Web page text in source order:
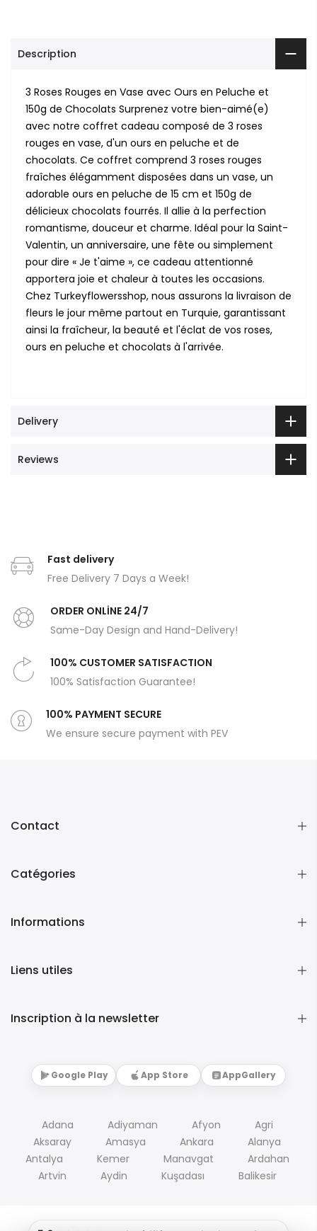
Description
3 Roses Rouges en Vase avec Ours en Peluche et
150g de Chocolats Surprenez votre bien-aimé(e)
avec notre coffret cadeau composé de 3 roses
rouges en vase, d'un ours en peluche et de
chocolats. Ce coffret comprend 3 roses rouges
fraîches élégamment disposées dans un vase, un
adorable ours en peluche de 15 cm et 150g de
délicieux chocolats fourrés. Il allie à la perfection
romantisme, douceur et charme. Idéal pour la Saint-
Valentin, un anniversaire, une fête ou simplement
pour dire « Je t'aime », ce cadeau attentionné
apportera joie et chaleur à toutes les occasions.
Chez Turkeyflowersshop, nous assurons la livraison de
fleurs le jour même partout en Turquie, garantissant
ainsi la fraîcheur, la beauté et l'éclat de vos roses,
ours en peluche et chocolats à l'arrivée.
Delivery
Reviews
Fast delivery
Free Delivery 7 Days a Week!
ORDER ONLİNE 24/7
Same-Day Design and Hand-Delivery!
100% CUSTOMER SATISFACTION
100% Satisfaction Guarantee!
100% PAYMENT SECURE
We ensure secure payment with PEV
Contact
Catégories
Informations
Liens utiles
Inscription à la newsletter
Google Play App Store AppGallery
Adana Adiyaman Afyon
Agri
Aksaray
Amasya Ankara
Alanya
Antalya
Kemer Manavgat
Ardahan
Artvin
Aydin Kuşadası Balikesir